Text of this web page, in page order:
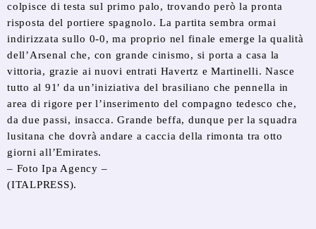
colpisce di testa sul primo palo, trovando però la pronta
risposta del portiere spagnolo. La partita sembra ormai
indirizzata sullo 0-0, ma proprio nel finale emerge la qualità
dell’Arsenal che, con grande cinismo, si porta a casa la
vittoria, grazie ai nuovi entrati Havertz e Martinelli. Nasce
tutto al 91′ da un’iniziativa del brasiliano che pennella in
area di rigore per l’inserimento del compagno tedesco che,
da due passi, insacca. Grande beffa, dunque per la squadra
lusitana che dovrà andare a caccia della rimonta tra otto
giorni all’Emirates.
– Foto Ipa Agency –
(ITALPRESS).